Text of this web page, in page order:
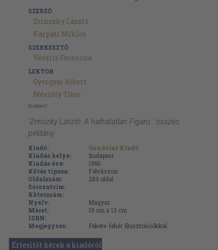
SZERZŐ
Zrinszky László
Kárpáti Miklós
SZERKESZTŐ
Vészits Ferencné
LEKTOR
Gyergyai Albert
Mészöly Tibor
Budapest
'Zrinszky László: A halhatatlan Figaro ' összes
példány
Kiadó:
Gondolat Kiadó
Kiadás helye:
Budapest
Kiadás éve:
1960
Kötés típusa:
Félvászon
Oldalszám:
283 oldal
Sorozatcím:
Kötetszám:
Nyelv:
Magyar
Méret:
19 cm x 13 cm
ISBN:
Megjegyzés:
Fekete-fehér illusztrációkkal.
Értesítőt kérek a kiadóról